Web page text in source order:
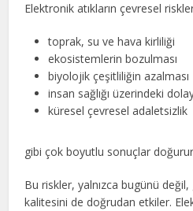
Elektronik atıkların çevresel
toprak, su ve hava kirliliği
ekosistemlerin bozulması
biyolojik çeşitliliğin azalması
insan sağlığı üzerindeki
küresel çevresel adaletsizlik
gibi çok boyutlu sonuçlar
Bu riskler, yalnızca bugünü
kalitesini de doğrudan etkiler.